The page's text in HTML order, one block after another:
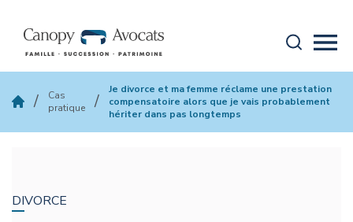
/
Cas
pratique
/
Je divorce et ma femme réclame une prestation
compensatoire alors que je vais probablement
hériter dans pas longtemps
DIVORCE